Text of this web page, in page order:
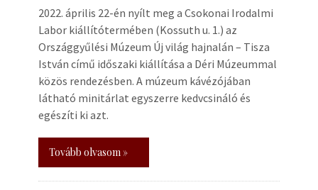
2022. április 22-én nyílt meg a Csokonai Irodalmi
Labor kiállítótermében (Kossuth u. 1.) az
Országgyűlési Múzeum Új világ hajnalán – Tisza
István című időszaki kiállítása a Déri Múzeummal
közös rendezésben. A múzeum kávézójában
látható minitárlat egyszerre kedvcsináló és
egészíti ki azt.
Tovább olvasom »